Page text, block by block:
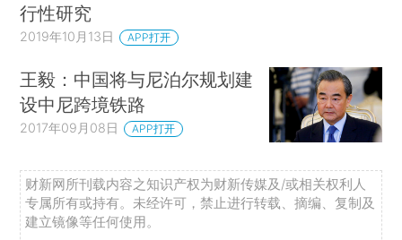
行性研究
2019年10月13日 APP打开
王毅：中国将与尼泊尔规划建
设中尼跨境铁路
2017年09月08日 APP打开
财新网所刊载内容之知识产权为财新传媒及/或相关权利人
专属所有或持有。未经许可，禁止进行转载、摘编、复制及
建立镜像等任何使用。